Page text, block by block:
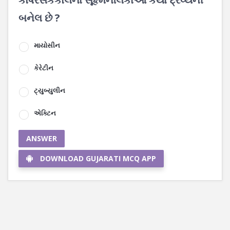
બનેલ છે ?
માયોસીન
કેરેટીન
ટ્યુબ્યુલીન
એક્ટિન
ANSWER
DOWNLOAD GUJARATI MCQ APP